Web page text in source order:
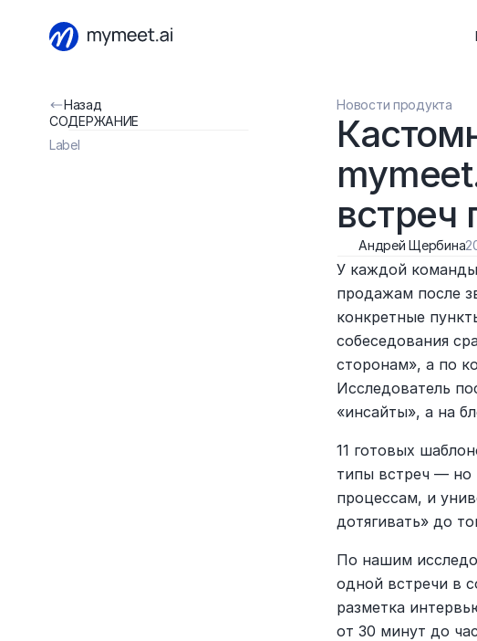
Назад
СОДЕРЖАНИЕ
Label
Новости продукта
встреч
Андрей Щербина
У каждой
продажам после
конкретные
собеседования
сторонам», а по
Исследователь
«инсайты», а на
11 готовых
типы встреч — но
процессам, и
дотягивать» до
По нашим
одной встречи в
разметка
от 30 минут до